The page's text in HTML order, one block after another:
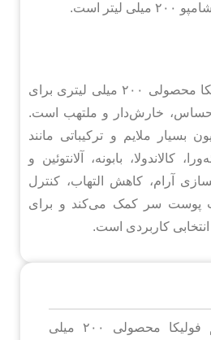
است.
شامپو بسیار ملایم فولیکا محصولی ۲۰۰ میلی لیتری برای
خارش‌دار و ملتهب است.
بسیار ملایم و ترکیباتی مانند
کالاندولا، بابونه، آلانتوئین و
آرام، کاهش التهاب، کنترل
پوست سر کمک می‌کند و برای
کاربردی است.
شامپو بسیار ملایم فولیکا محصولی ۲۰۰ میلی